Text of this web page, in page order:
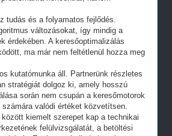
tudás és a folyamatos fejlődés.
változásokat, így mindig a
érdekében. A keresőoptimalizálás
ma már nem feltétlenül hozza meg
kutatómunka áll. Partnerünk részletes
stratégiát dolgoz ki, amely hosszú
során nem csupán a keresőmotorok
valódi értéket közvetítsen.
kiemelt szerepet kap a technikai
felülvizsgálatát, a betöltési